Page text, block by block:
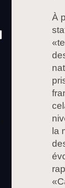
À
la